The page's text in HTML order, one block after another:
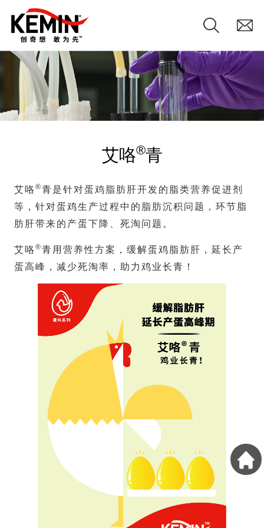
艾咯®青
艾咯®青是针对蛋鸡脂肪肝开发的脂类营养促进剂
等，针对蛋鸡生产过程中的脂肪沉积问题，环节脂
肪肝带来的产蛋下降、死淘问题。
艾咯®青用营养性方案，缓解蛋鸡脂肪肝，延长产
蛋高峰，减少死淘率，助力鸡业长青！